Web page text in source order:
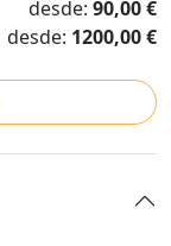
desde: 90,00 €
desde: 1200,00 €